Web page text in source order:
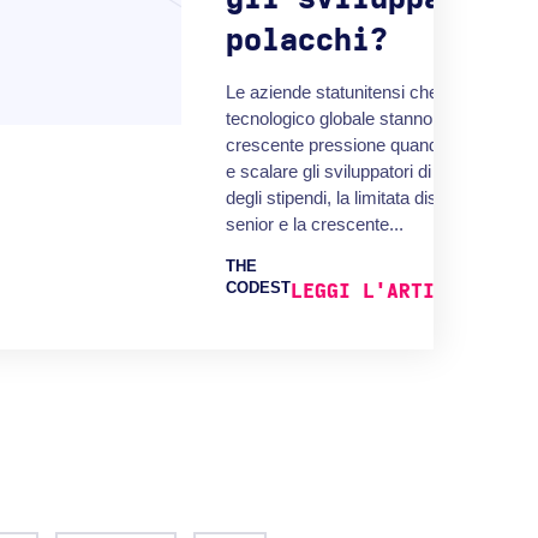
polacchi?
Le aziende statunitensi che operano
tecnologico globale stanno affrontando
crescente pressione quando si tratta di
e scalare gli sviluppatori di software.
degli stipendi, la limitata disponibilità di
senior e la crescente...
THE
CODEST LEGGI L'ARTICOLO